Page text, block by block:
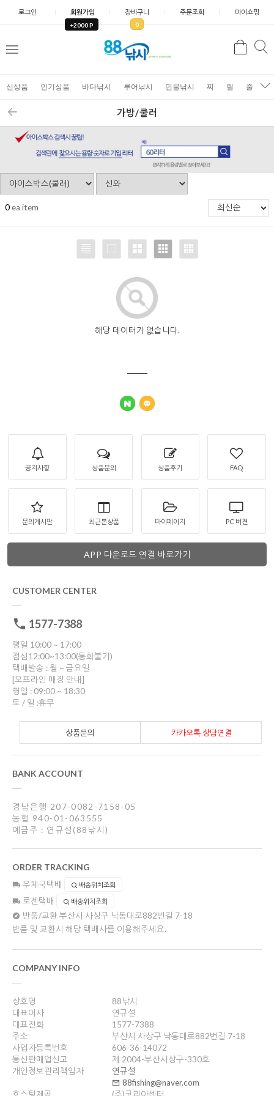
로그인 회원가입
+2000 P
장바구니
0
주문조회 마이쇼핑
검
신상품 인기상품 바다낚시 루어낚시 민물낚시 찌 릴 줄
가방/쿨러
0ea item
해당 데이터가 없습니다.
공지사항 상품문의 상품후기 FAQ
문의게시판 최근본상품 마이페이지 PC 버젼
APP 다운로드 연결 바로가기
CUSTOMER CENTER
1577-7388
평일 10:00 ~ 17:00
점심12:00~13:00(통화불가)
택배발송 : 월 ~ 금요일
[오프라인 매장 안내]
평일 : 09:00 ~ 18:30
토 / 일 :휴무
카카오톡 상담연결
상품문의
BANK ACCOUNT
경남은행 207-0082-7158-05
농협 940-01-063555
예금주 : 연규설(88낚시)
ORDER TRACKING
우체국택배 배송위치조회
로젠택배 배송위치조회
반품/교환 부산시 사상구 낙동대로882번길 7-18
반품 및 교환시 해당 택배사를 이용해주세요.
COMPANY INFO
상호명
88낚시
대표이사
연규설
대표전화
1577-7388
주소
부산시 사상구 낙동대로882번길 7-18
사업자등록번호
606-36-14072
통신판매업신고
제 2004-부산사상구-330호
개인정보관리책임자
연규설
88fishing@naver.com
호스팅제공
(주)코리아센터